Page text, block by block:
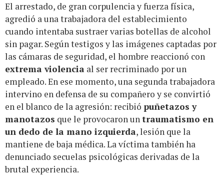
El arrestado, de gran corpulencia y fuerza física,
agredió a una trabajadora del establecimiento
cuando intentaba sustraer varias botellas de alcohol
sin pagar. Según testigos y las imágenes captadas por
las cámaras de seguridad, el hombre reaccionó con
extrema violencia al ser recriminado por un
empleado. En ese momento, una segunda trabajadora
intervino en defensa de su compañero y se convirtió
en el blanco de la agresión: recibió puñetazos y
manotazos que le provocaron untraumatismo en
un dedo de la mano izquierda, lesión que la
mantiene de baja médica. La víctima también ha
denunciado secuelas psicológicas derivadas de la
brutal experiencia.